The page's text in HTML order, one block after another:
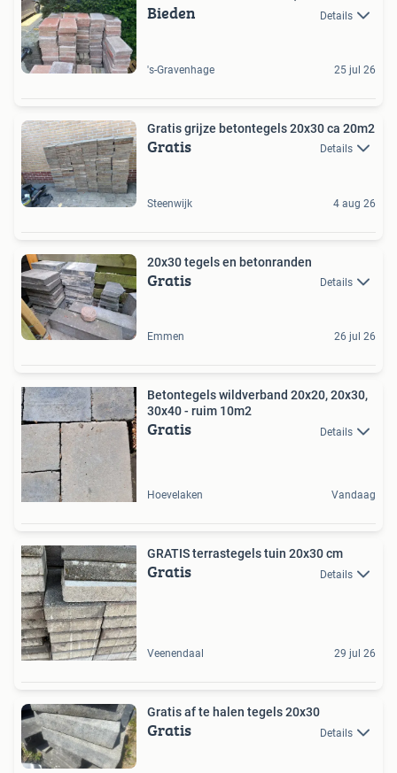
Bieden Details
's-Gravenhage 25 jul 26
Gratis grijze betontegels 20x30 ca 20m2
Gratis Details
Steenwijk 4 aug 26
20x30 tegels en betonranden
Gratis Details
Emmen 26 jul 26
Betontegels wildverband 20x20, 20x30,
30x40 - ruim 10m2
Gratis Details
Hoevelaken Vandaag
GRATIS terrastegels tuin 20x30 cm
Gratis Details
Veenendaal 29 jul 26
Gratis af te halen tegels 20x30
Gratis Details